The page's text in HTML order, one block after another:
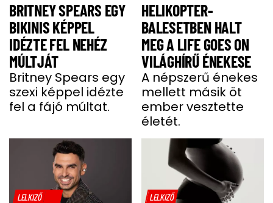
BRITNEY SPEARS EGY
BIKINIS KÉPPEL
IDÉZTE FEL NEHÉZ
MÚLTJÁT
Britney Spears egy
szexi képpel idézte
fel a fájó múltat.
HELIKOPTER-
BALESETBEN HALT
MEG A LIFE GOES ON
VILÁGHÍRŰ ÉNEKESE
A népszerű énekes
mellett másik öt
ember vesztette
életét.
LELKIZŐ LELKIZŐ